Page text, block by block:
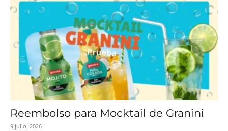
Reembolso para Mocktail de Granini
9 julio, 2026